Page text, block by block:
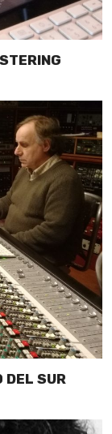
DEL SUR